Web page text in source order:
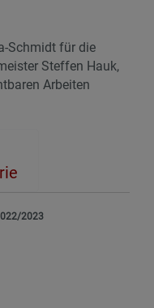
Schmidt für die
Steffen Hauk,
Arbeiten
2023